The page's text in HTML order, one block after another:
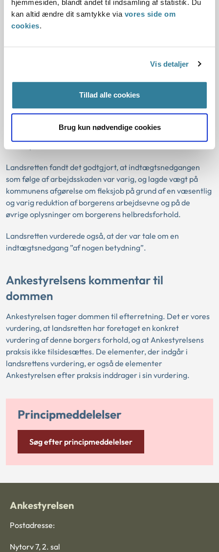
hjemmesiden, blandt andet til indsamling af statistik. Du
kan altid ændre dit samtykke via vores side om
cookies.
Vis detaljer
Tillad alle cookies
Brug kun nødvendige cookies
Ankestyrelsen havde vurderet, at borgerens indtægtstab
ikke var tilstrækkeligt stort til at kunne medføre en
erstatning på 15 procent.
principmeddelelser udtaler sig om en nedre grænse for
landsretsdommen heller ikke.
erstatning, selv om borgerens indtægtsnedgang var mindre
end 15 procent.
Landsretten fandt det godtgjort, at indtægtsnedgangen
som følge af arbejdsskaden var varig, og lagde vægt på
kommunens afgørelse om fleksjob på grund af en væsentlig
og varig reduktion af borgerens arbejdsevne og på de
øvrige oplysninger om borgerens helbredsforhold.
Landsretten vurderede også, at der var tale om en
indtægtsnedgang ”af nogen betydning”.
Ankestyrelsens kommentar til
dommen
Ankestyrelsen tager dommen til efterretning. Det er vores
vurdering, at landsretten har foretaget en konkret
vurdering af denne borgers forhold, og at Ankestyrelsens
praksis ikke tilsidesættes. De elementer, der indgår i
landsrettens vurdering, er også de elementer
Ankestyrelsen efter praksis inddrager i sin vurdering.
Principmeddelelser
Søg efter principmeddelelser
Ankestyrelsen
Postadresse:
Nytorv 7, 2. sal